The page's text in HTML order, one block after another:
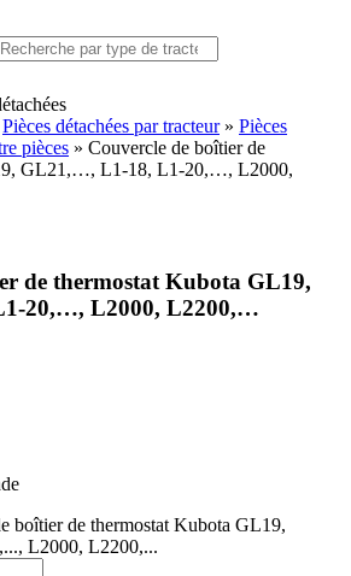
Pièces détachées par tracteur» Pièces
pièces » Couvercle de boîtier de
GL21,…, L1-18, L1-20,…, L2000,
de thermostat Kubota GL19,
20,…, L2000, L2200,…
boîtier de thermostat Kubota GL19,
L2000, L2200,...